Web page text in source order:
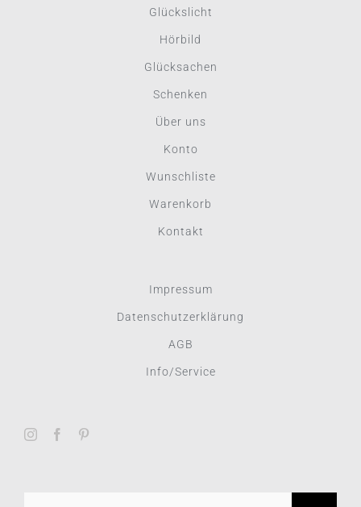
Glückslicht
Hörbild
Glücksachen
Schenken
Über uns
Konto
Wunschliste
Warenkorb
Kontakt
Impressum
Datenschutzerklärung
AGB
Info/Service